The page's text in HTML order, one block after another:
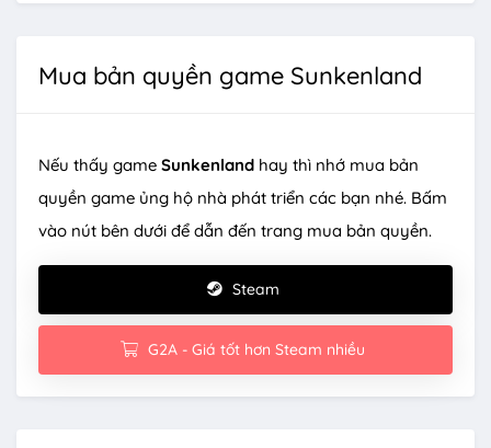
Mua bản quyền game Sunkenland
Nếu thấy game Sunkenland hay thì nhớ mua bản
quyền game ủng hộ nhà phát triển các bạn nhé. Bấm
vào nút bên dưới để dẫn đến trang mua bản quyền.
Steam
G2A - Giá tốt hơn Steam nhiều